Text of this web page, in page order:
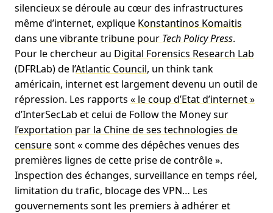
silencieux se déroule au cœur des infrastructures
même d’internet, explique Konstantinos Komaitis
dans une vibrante tribune pour Tech Policy Press.
Pour le chercheur au Digital Forensics Research Lab
(DFRLab) de l’Atlantic Council, un think tank
américain, internet est largement devenu un outil de
répression. Les rapports « le coup d’Etat d’internet »
d’InterSecLab et celui de Follow the Moneysur
l’exportation par la Chine de ses technologies de
censuresont « comme des dépêches venues des
premières lignes de cette prise de contrôle ».
Inspection des échanges, surveillance en temps réel,
limitation du trafic, blocage des VPN… Les
gouvernements sont les premiers à adhérer et